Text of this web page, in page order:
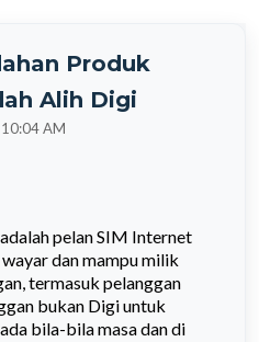
Produk
Alih Digi
AM
pelan SIM Internet
dan mampu milik
termasuk pelanggan
bukan Digi untuk
bila-bila masa dan di